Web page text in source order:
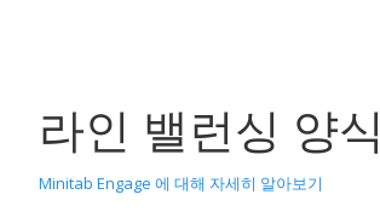
라인 밸런싱 양식
Minitab Engage 에 대해 자세히 알아보기